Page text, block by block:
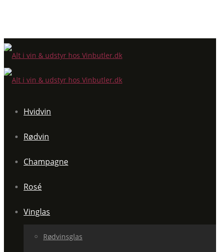
Hvidvin
Rødvin
Champagne
Rosé
Vinglas
Rødvinsglas